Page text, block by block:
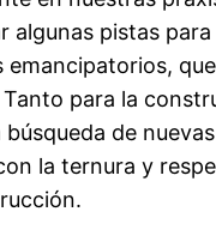
algunas pistas
para la
de
la ternura y